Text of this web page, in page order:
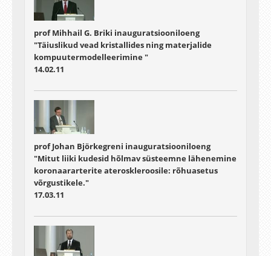
prof Mihhail G. Briki inauguratsiooniloeng
"Täiuslikud vead kristallides ning materjalide
kompuutermodelleerimine "
14.02.11
prof Johan Björkegreni inauguratsiooniloeng
"Mitut liiki kudesid hõlmav süsteemne lähenemine
koronaararterite ateroskleroosile: rõhuasetus
võrgustikele."
17.03.11